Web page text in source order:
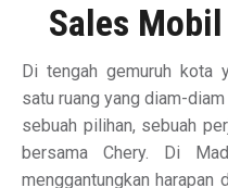
Sales
Di tengah gemuruh kota
satu ruang yang diam-
sebuah pilihan, sebuah
bersama Chery. Di
menggantungkan harapan